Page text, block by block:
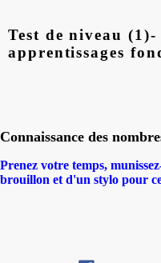
Test de niveau
apprentissages
Connaissance des
Prenez votre temps,
brouillon et d'un stylo pour